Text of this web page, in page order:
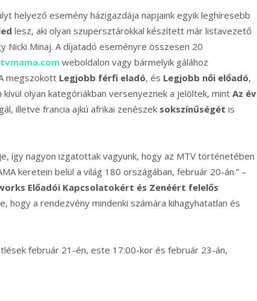
helyező esemény házigazdája napjaink egyik leghíresebb
lesz, aki olyan szupersztárokkal készített már listavezető
Nicki Minaj. A díjatadó eseményre összesen 20
weboldalon vagy bármelyik gálához
megszokott Legjobb férfi eladó, és Legjobb női előadó,
kívül olyan kategóriákban versenyeznek a jelöltek, mint Az év
illetve francia ajkú afrikai zenészek sokszínűségét is
így nagyon izgatottak vagyunk, hogy az MTV történetében
keretein belül a világ 180 országában, február 20-án.” –
Előadói Kapcsolatokért és Zenéért felelős
hogy a rendezvény mindenki számára kihagyhatatlan és
február 21-én, este 17:00-kor és február 23-án,